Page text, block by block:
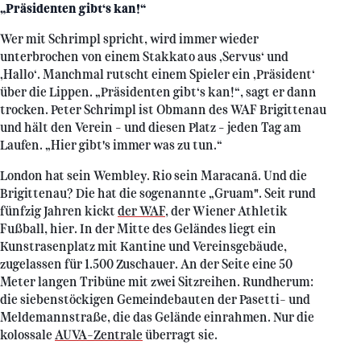
„Präsidenten gibt‘s kan!“
Wer mit Schrimpl spricht, wird immer wieder
unterbrochen von einem Stakkato aus ‚Servus‘ und
‚Hallo‘. Manchmal rutscht einem Spieler ein ‚Präsident‘
über die Lippen. „Präsidenten gibt‘s kan!“, sagt er dann
trocken. Peter Schrimpl ist Obmann des WAF Brigittenau
und hält den Verein – und diesen Platz – jeden Tag am
Laufen. „Hier gibt's immer was zu tun.“
London hat sein Wembley. Rio sein Maracanã. Und die
Brigittenau? Die hat die sogenannte „Gruam". Seit rund
fünfzig Jahren kickt der WAF, der Wiener Athletik
Fußball, hier. In der Mitte des Geländes liegt ein
Kunstrasenplatz mit Kantine und Vereinsgebäude,
zugelassen für 1.500 Zuschauer. An der Seite eine 50
Meter langen Tribüne mit zwei Sitzreihen. Rundherum:
die siebenstöckigen Gemeindebauten der Pasetti- und
Meldemannstraße, die das Gelände einrahmen. Nur die
kolossaleAUVA-Zentraleüberragt sie.